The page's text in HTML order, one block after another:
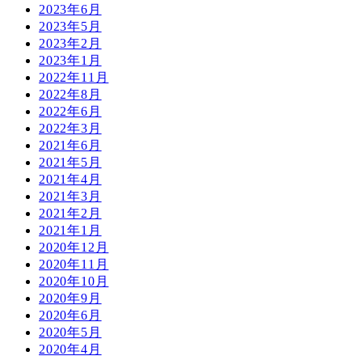
2023年6月
2023年5月
2023年2月
2023年1月
2022年11月
2022年8月
2022年6月
2022年3月
2021年6月
2021年5月
2021年4月
2021年3月
2021年2月
2021年1月
2020年12月
2020年11月
2020年10月
2020年9月
2020年6月
2020年5月
2020年4月